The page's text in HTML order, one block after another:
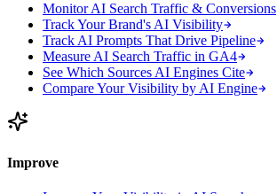
Monitor AI Search Traffic & Conversions
Track Your Brand's AI Visibility
Track AI Prompts That Drive Pipeline
Measure AI Search Traffic in GA4
See Which Sources AI Engines Cite
Compare Your Visibility by AI Engine
Improve